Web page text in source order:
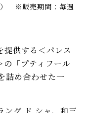
） ※販売期間：毎週
提供する＜パレス
の「プティフール
詰め合わせた一